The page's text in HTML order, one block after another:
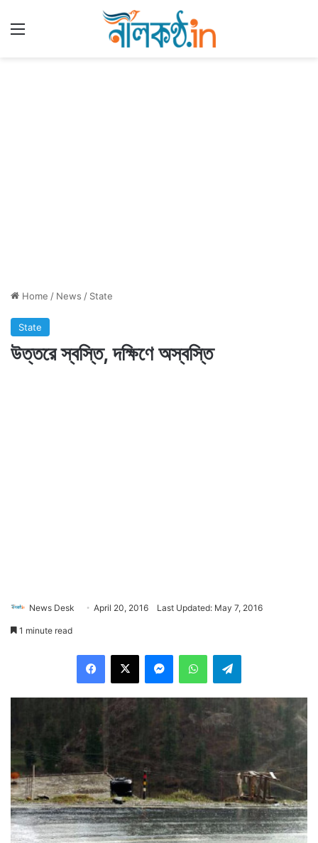
Home / News / State
State
উত্তরে স্বস্তি, দক্ষিণে অস্বস্তি
News Desk April 20, 2016 Last Updated: May 7, 2016
1 minute read